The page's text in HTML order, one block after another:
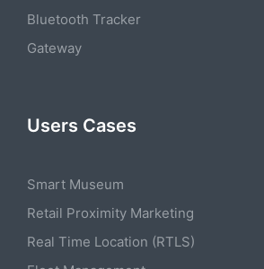
Bluetooth Tracker
Gateway
Users Cases
Smart Museum
Retail Proximity Marketing
Real Time Location (RTLS)